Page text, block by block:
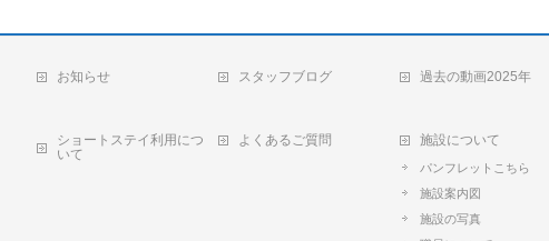
お知らせ スタッフブログ 過去の動画2025年
ショートステイ利用につ
いて
よくあるご質問 施設について
パンフレットこちら
施設案内図
施設の写真